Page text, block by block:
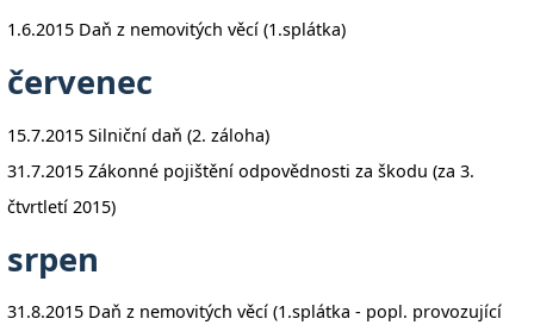
1.6.2015 Daň z nemovitých věcí (1.splátka)
červenec
15.7.2015 Silniční daň (2. záloha)
31.7.2015 Zákonné pojištění odpovědnosti za škodu (za 3.
čtvrtletí 2015)
srpen
31.8.2015 Daň z nemovitých věcí (1.splátka - popl. provozující